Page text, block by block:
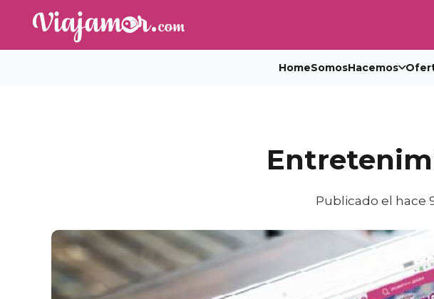
HomeSomosHacemos
Publicado el hace